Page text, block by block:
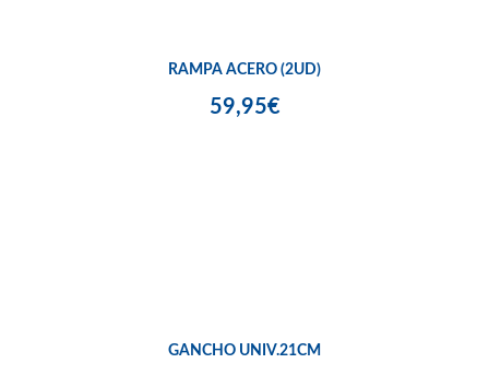
RAMPA ACERO (2UD)
59,95€
GANCHO UNIV.21CM